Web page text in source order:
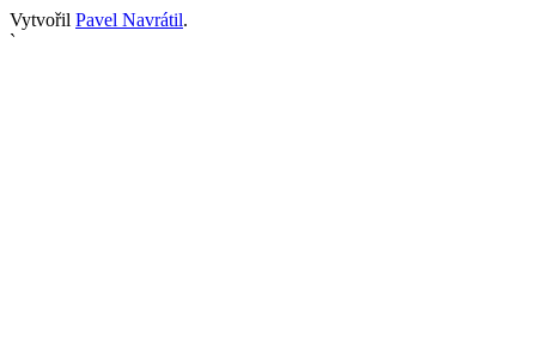
Vytvořil Pavel Navrátil.
`